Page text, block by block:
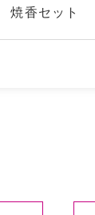
焼香セット